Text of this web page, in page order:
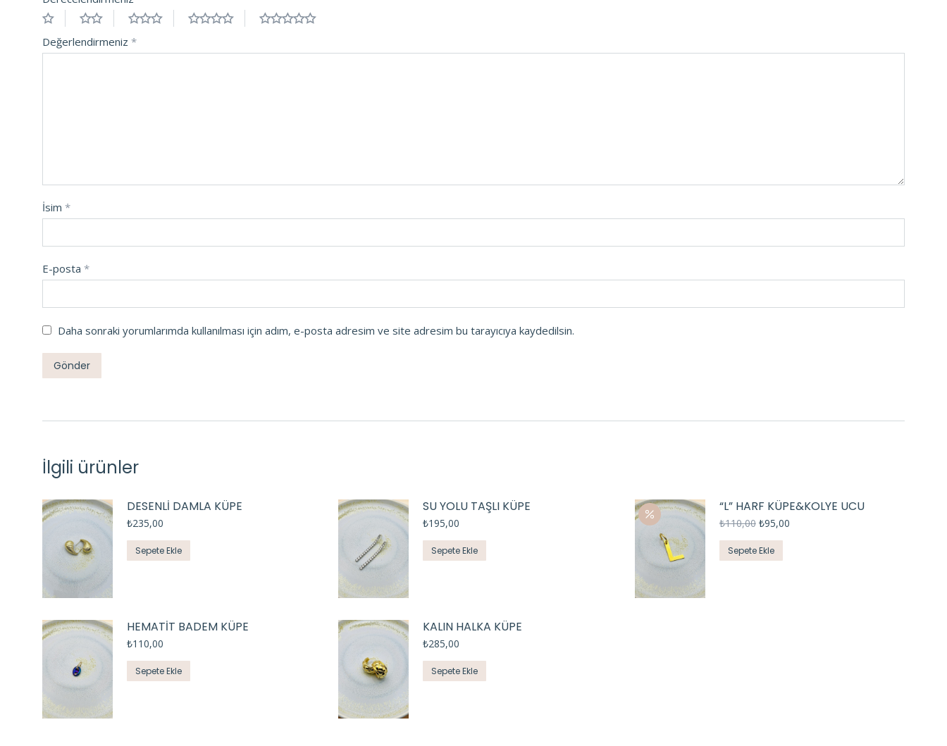
Değerlendirmeniz *
İsim *
E-posta *
Daha sonraki yorumlarımda kullanılması için adım, e-posta adresim ve site adresim bu tarayıcıya kaydedilsin.
İlgili ürünler
DESENLİ DAMLA KÜPE
₺235,00
Sepete Ekle
SU YOLU TAŞLI KÜPE
₺195,00
Sepete Ekle
“L” HARF KÜPE&KOLYE UCU
₺110,00 ₺95,00
Sepete Ekle
HEMATİT BADEM KÜPE
₺110,00
Sepete Ekle
KALIN HALKA KÜPE
₺285,00
Sepete Ekle